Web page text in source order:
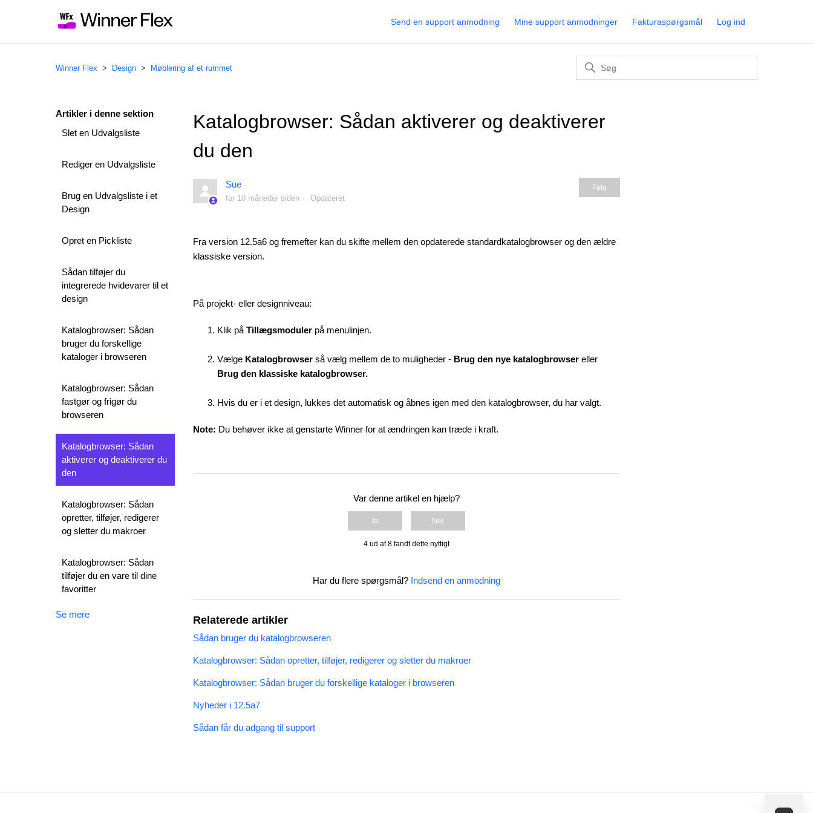
Send en support anmodning Mine support anmodninger Fakturaspørgsmål Log ind
Winner Flex Design Møblering af et rummet
Artikler i denne sektion
Slet en Udvalgsliste
Rediger en Udvalgsliste
Brug en Udvalgsliste i et
Design
Opret en Pickliste
Sådan tilføjer du
integrerede hvidevarer til et
design
Katalogbrowser: Sådan
bruger du forskellige
kataloger i browseren
Katalogbrowser: Sådan
fastgør og frigør du
browseren
Katalogbrowser: Sådan
aktiverer og deaktiverer du
den
Katalogbrowser: Sådan
opretter, tilføjer, redigerer
og sletter du makroer
Katalogbrowser: Sådan
tilføjer du en vare til dine
favoritter
Se mere
Katalogbrowser: Sådan aktiverer og deaktiverer
du den
Sue
for 10 måneder siden Opdateret
Følg
Fra version 12.5a6 og fremefter kan du skifte mellem den opdaterede standardkatalogbrowser og den ældre
klassiske version.
På projekt- eller designniveau:
Klik påTillægsmoduler på menulinjen.
Vælge Katalogbrowser så vælg mellem de to muligheder - Brug den nye katalogbrowser eller
Brug den klassiske katalogbrowser.
Hvis du er i et design, lukkes det automatisk og åbnes igen med den katalogbrowser, du har valgt.
Note: Du behøver ikke at genstarte Winner for at ændringen kan træde i kraft.
Var denne artikel en hjælp?
Ja Nej
4 ud af 8 fandt dette nyttigt
Har du flere spørgsmål? Indsend en anmodning
Relaterede artikler
Sådan bruger du katalogbrowseren
Katalogbrowser: Sådan opretter, tilføjer, redigerer og sletter du makroer
Katalogbrowser: Sådan bruger du forskellige kataloger i browseren
Nyheder i 12.5a7
Sådan får du adgang til support